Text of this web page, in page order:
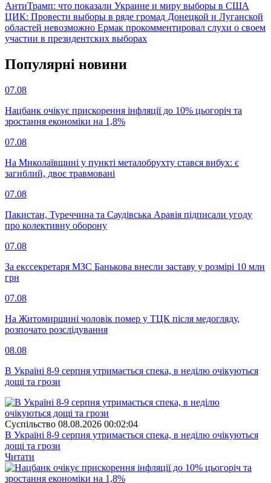
АнтиТрамп: что показали Украине и миру выборы в США
ЦИК: Провести выборы в ряде громад Донецкой и Луганской
областей невозможно Ермак прокомментировал слухи о своем
участии в президентских выборах
Популярнi новини
07.08
Нацбанк очікує прискорення інфляції до 10% цьогоріч та
зростання економіки на 1,8%
07.08
На Миколаївщині у пункті металобрухту стався вибух: є
загиблий, двоє травмовані
07.08
Пакистан, Туреччина та Саудівська Аравія підписали угоду
про колективну оборону
07.08
За екссекретаря МЗС Банькова внесли заставу у розмірі 10 млн
грн
07.08
На Житомирщині чоловік помер у ТЦК після медогляду,
розпочато розслідування
08.08
В Україні 8-9 серпня утримається спека, в неділю очікуються
дощі та грози
Суспiльство 08.08.2026 00:02:04
В Україні 8-9 серпня утримається спека, в неділю очікуються
дощі та грози
Читати